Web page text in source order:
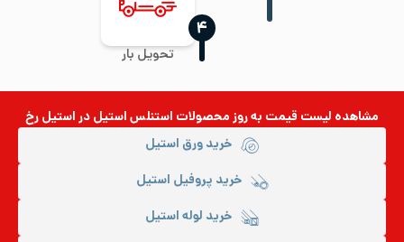
تحویل بار
‍۴
مشاهده لیست قیمت به روزمحصولات استنلس استیلدر استیل رخ
خرید ورق استیل
خرید پروفیل استیل
خرید لوله استیل